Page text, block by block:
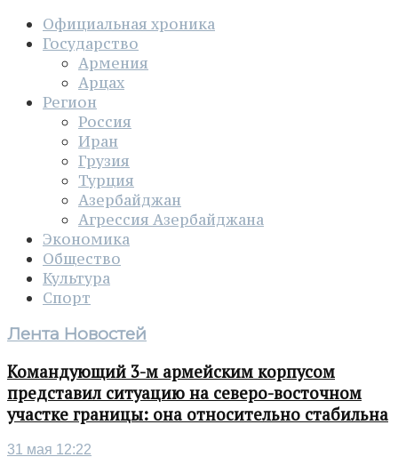
Официальная хроника
Государство
Армения
Арцах
Регион
Россия
Иран
Грузия
Турция
Азербайджан
Агрессия Азербайджана
Экономика
Общество
Культура
Спорт
Лента Новостей
Командующий 3-м армейским корпусом
представил ситуацию на северо-восточном
участке границы: она относительно стабильна
31 мая 12:22